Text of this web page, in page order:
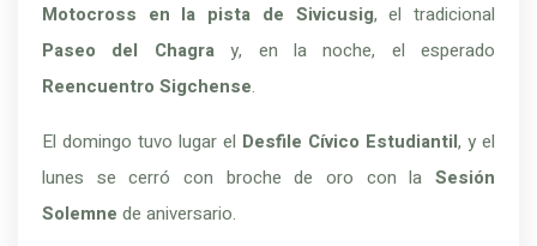
Motocross en la pista de Sivicusig, el tradicional
Paseo del Chagray, en la noche, el esperado
Reencuentro Sigchense.
El domingo tuvo lugar el Desfile Cívico Estudiantil, y el
lunes se cerró con broche de oro con la Sesión
Solemne de aniversario.